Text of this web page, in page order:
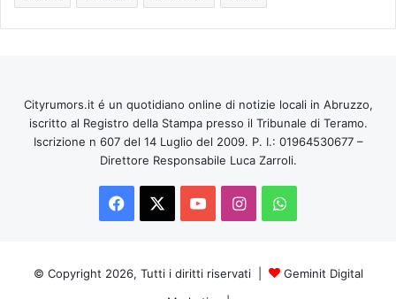
Cityrumors.it é un quotidiano online di notizie locali in Abruzzo,
iscritto al Registro della Stampa presso il Tribunale di Teramo.
Iscrizione n 607 del 14 Luglio del 2009. P. I.: 01964530677 –
Direttore Responsabile Luca Zarroli.
Facebook
You InstagramWhatsApp
© Copyright 2026, Tutti i diritti riservati |
Geminit Digital